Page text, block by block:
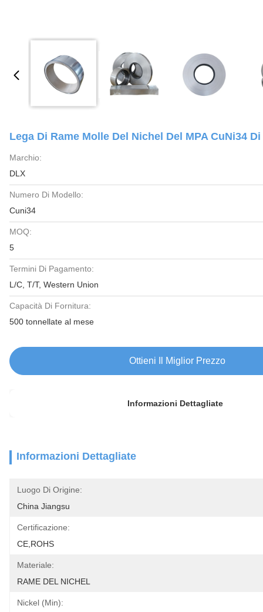
Lega Di Rame Molle Del Nichel Del MPA CuNi34
Marchio:
DLX
Numero Di Modello:
Cuni34
MOQ:
5
Termini Di Pagamento:
L/C, T/T, Western Union
Capacità Di Fornitura:
500 tonnellate al mese
Ottieni Il Miglior Prezzo
Informazioni Dettagliate
Informazioni Dettagliate
Luogo Di Origine:
China Jiangsu
Certificazione:
CE,ROHS
Materiale:
RAME DEL NICHEL
Nickel (min):